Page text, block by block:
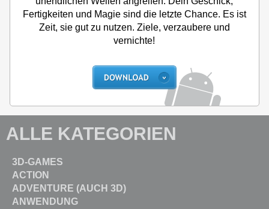
Fertigkeiten und Magie sind die letzte Chance. Es ist
Zeit, sie gut zu nutzen. Ziele, verzaubere und
vernichte!
ALLE KATEGORIEN
3D-GAMES
ACTION
ADVENTURE (AUCH 3D)
ANWENDUNG